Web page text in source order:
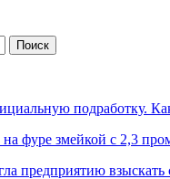
подработку.
фуре змейкой с 2,3
предприятию